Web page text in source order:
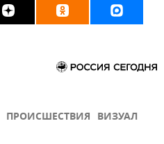
ПРОИСШЕСТВИЯ ВИЗУАЛ